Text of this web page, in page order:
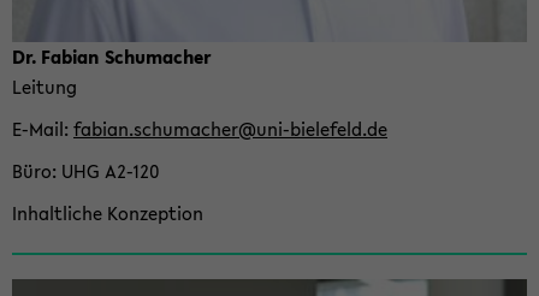
Dr. Fa­bi­an Schu­ma­cher
Lei­tung
E-​Mail fa­bi­an.schu­ma­cher@uni-​bielefeld.de
Büro UHG A2-​120
In­halt­li­che Kon­zep­ti­on